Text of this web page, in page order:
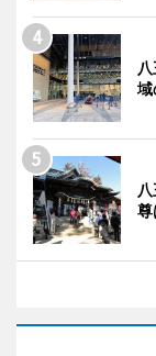
域
尊